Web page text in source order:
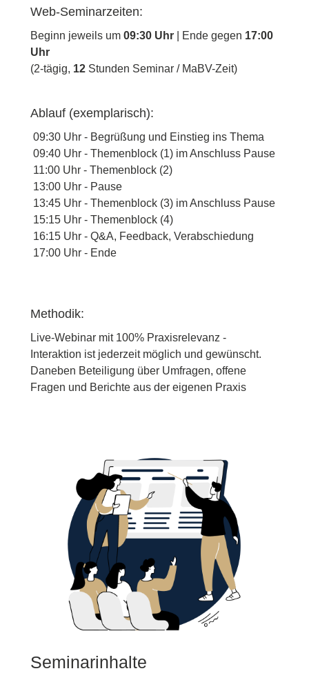
Web-Seminarzeiten:
Beginn jeweils um 09:30 Uhr | Ende gegen 17:00
Uhr
(2-tägig, 12 Stunden Seminar / MaBV-Zeit)
Ablauf (exemplarisch):
09:30 Uhr - Begrüßung und Einstieg ins Thema
09:40 Uhr - Themenblock (1) im Anschluss Pause
11:00 Uhr - Themenblock (2)
13:00 Uhr - Pause
13:45 Uhr - Themenblock (3) im Anschluss Pause
15:15 Uhr - Themenblock (4)
16:15 Uhr - Q&A, Feedback, Verabschiedung
17:00 Uhr - Ende
Methodik:
Live-Webinar mit 100% Praxisrelevanz -
Interaktion ist jederzeit möglich und gewünscht.
Daneben Beteiligung über Umfragen, offene
Fragen und Berichte aus der eigenen Praxis
Seminarinhalte